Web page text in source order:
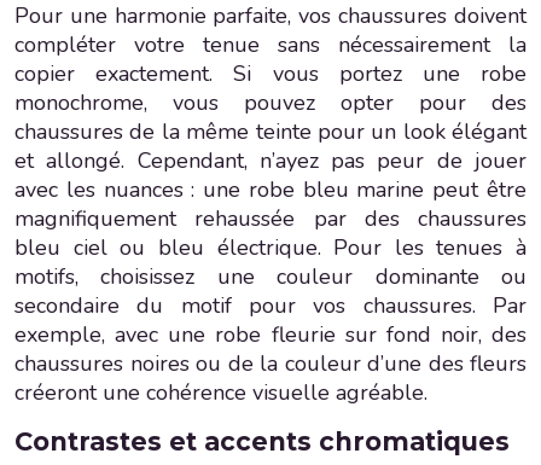
Pour une harmonie parfaite, vos chaussures doivent
compléter votre tenue sans nécessairement la
copier exactement. Si vous portez une robe
monochrome, vous pouvez opter pour des
chaussures de la même teinte pour un look élégant
et allongé. Cependant, n’ayez pas peur de jouer
avec les nuances : une robe bleu marine peut être
magnifiquement rehaussée par des chaussures
bleu ciel ou bleu électrique. Pour les tenues à
motifs, choisissez une couleur dominante ou
secondaire du motif pour vos chaussures. Par
exemple, avec une robe fleurie sur fond noir, des
chaussures noires ou de la couleur d’une des fleurs
créeront une cohérence visuelle agréable.
Contrastes et accents chromatiques